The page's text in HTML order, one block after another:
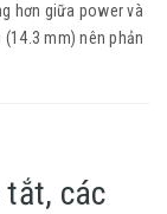
hơn giữa power và
mm) nên phản
các